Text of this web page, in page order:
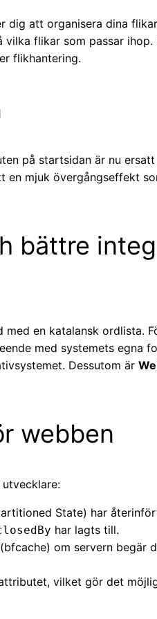
att organisera dina
flikar som passar ihop.
flikhantering.
på startsidan är nu
en mjuk övergångseffekt
bättre
en katalansk ordlista.
med systemets egna
Dessutom är
webben
State) har
har lagts till.
(bfcache) om servern begär
vilket gör det